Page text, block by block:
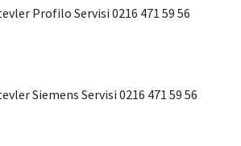
Profilo Servisi 0216 471 59 56
Siemens Servisi 0216 471 59 56